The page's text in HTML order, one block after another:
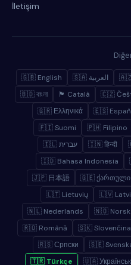
İletişim
🇬🇧 English 🇸🇦 العربية 🇦🇿
🇧🇩 বাংলা
🏴 Català 🇨🇿
🇬🇷 Ελληνικά
🇪🇸
🇫🇮 Suomi
🇵🇭 Filipino
🇮🇱 עברית
🇮🇳 हिन्दी
🇮🇩 Bahasa Indonesia
🇯🇵 日本語
🇬🇪 ქართული
🇱🇹 Lietuvių
🇱🇻
🇳🇱 Nederlands
🇳🇴 Norsk
🇷🇴 Română
🇸🇰 Slovenčina
🇷🇸 Српски
🇸🇪
🇹🇷 Türkçe
🇺🇦